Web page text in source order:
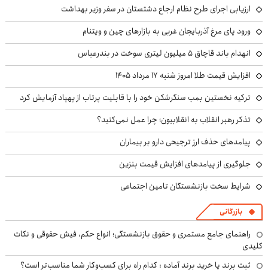
ارزیابی اجرای طرح نظام ارجاع دشتستان در سفر وزیر بهداشت
ورود پای مرغ آذربایجان غربی به بازارهای چین و ویتنام
انهدام باند قاچاق ۵ میلیون لیتری سوخت در بندرعباس
افزایش قیمت طلا امروز شنبه ۱۷ مرداد ۱۴۰۵
ترکیه نخستین بمب سنگرشکن خود را با قابلیت پرتاب از پهپاد آزمایش کرد
تذکر رهبر انقلاب به انقلابیون؛ چرا عمل نمی‌کنید؟
پیامدهای حذف ارز ترجیحی دارو بر بیماران
جلوگیری از پیامدهای افزایش قیمت بنزین
شرایط سخت بازنشستگان تامین اجتماعی
بازرگانی
راهنمای جامع مستمری و حقوق بازنشستگی؛ انواع حکم، فیش حقوقی و نکات
کلیدی
ثبت برند یا خرید برند آماده : کدام راه برای کسب‌وکار شما مناسب‌تر است؟